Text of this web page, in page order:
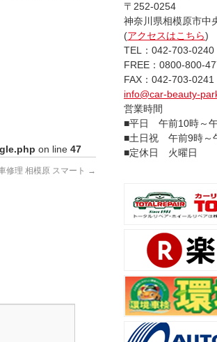
on line 47
修理 相模原 スマート →
〒252-0254
神奈川県相模原市中
(アクセスはこちら)
TEL：042-703-0240
FREE：0800-800-
FAX：042-703-0241
info@car-beauty-
営業時間
■平日 午前10時～
■土日祝 午前9時～
■定休日 火曜日